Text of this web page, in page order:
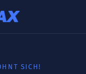
SICH!